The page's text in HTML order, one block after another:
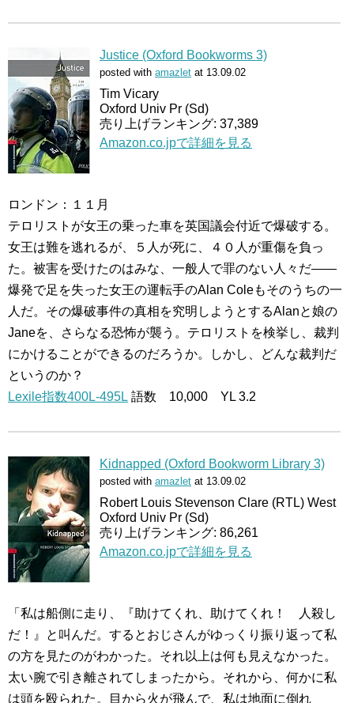
Justice (Oxford Bookworms 3)
posted with amazlet at 13.09.02
Tim Vicary
Oxford Univ Pr (Sd)
売り上げランキング: 37,389
Amazon.co.jpで詳細を見る
ロンドン：１１月
テロリストが女王の乗った車を英国議会付近で爆破する。
女王は難を逃れるが、５人が死に、４０人が重傷を負っ
た。被害を受けたのはみな、一般人で罪のない人々だ――
爆発で足を失った女王の運転手のAlan Coleもそのうちの一
人だ。その爆破事件の真相を究明しようとするAlanと娘の
Janeを、さらなる恐怖が襲う。テロリストを検挙し、裁判
にかけることができるのだろうか。しかし、どんな裁判だ
というのか？
Lexile指数400L-495L 語数 10,000 YL 3.2
Kidnapped (Oxford Bookworm Library 3)
posted with amazlet at 13.09.02
Robert Louis Stevenson Clare (RTL) West
Oxford Univ Pr (Sd)
売り上げランキング: 86,261
Amazon.co.jpで詳細を見る
「私は船側に走り、『助けてくれ、助けてくれ！ 人殺し
だ！』と叫んだ。するとおじさんがゆっくり振り返って私
の方を見たのがわかった。それ以上は何も見えなかった。
太い腕で引き離されてしまったから。それから、何かに私
は頭を殴られた。目から火が飛んで、私は地面に倒れ